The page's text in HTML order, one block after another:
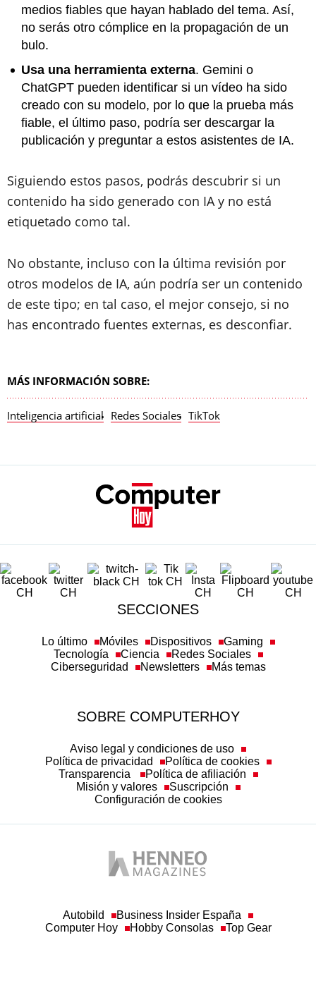
medios fiables que hayan hablado del tema. Así,
no serás otro cómplice en la propagación de un
bulo.
Usa una herramienta externa. Gemini o
ChatGPT pueden identificar si un vídeo ha sido
creado con su modelo, por lo que la prueba más
fiable, el último paso, podría ser descargar la
publicación y preguntar a estos asistentes de IA.
Siguiendo estos pasos, podrás descubrir si un
contenido ha sido generado con IA y no está
etiquetado como tal.
No obstante, incluso con la última revisión por
otros modelos de IA, aún podría ser un contenido
de este tipo; en tal caso, el mejor consejo, si no
has encontrado fuentes externas, es desconfiar.
MÁS INFORMACIÓN SOBRE:
Inteligencia artificial Redes Sociales TikTok
SECCIONES
Lo último Móviles Dispositivos
Gaming
Tecnología
Ciencia
Redes Sociales
Ciberseguridad
Newsletters Más temas
SOBRE COMPUTERHOY
Aviso legal y condiciones de uso
Política de privacidad
Política de cookies
Transparencia
Política de afiliación
Misión y valores
Suscripción
Configuración de cookies
Autobild
Business Insider España
Computer Hoy
Hobby Consolas Top Gear